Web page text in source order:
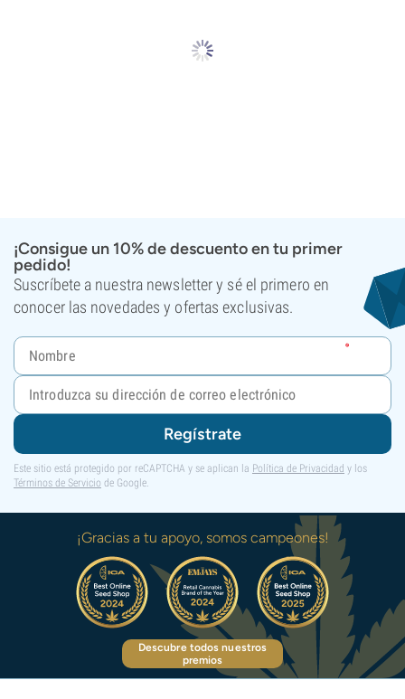
¡Consigue un 10% de descuento en tu primer
pedido!
Suscríbete a nuestra newsletter y sé el primero en
conocer las novedades y ofertas exclusivas.
Regístrate
Este sitio está protegido por reCAPTCHA y se aplican la Política de Privacidad y los
Términos de Servicio de Google.
¡Gracias a tu apoyo, somos campeones!
Descubre todos nuestros
premios